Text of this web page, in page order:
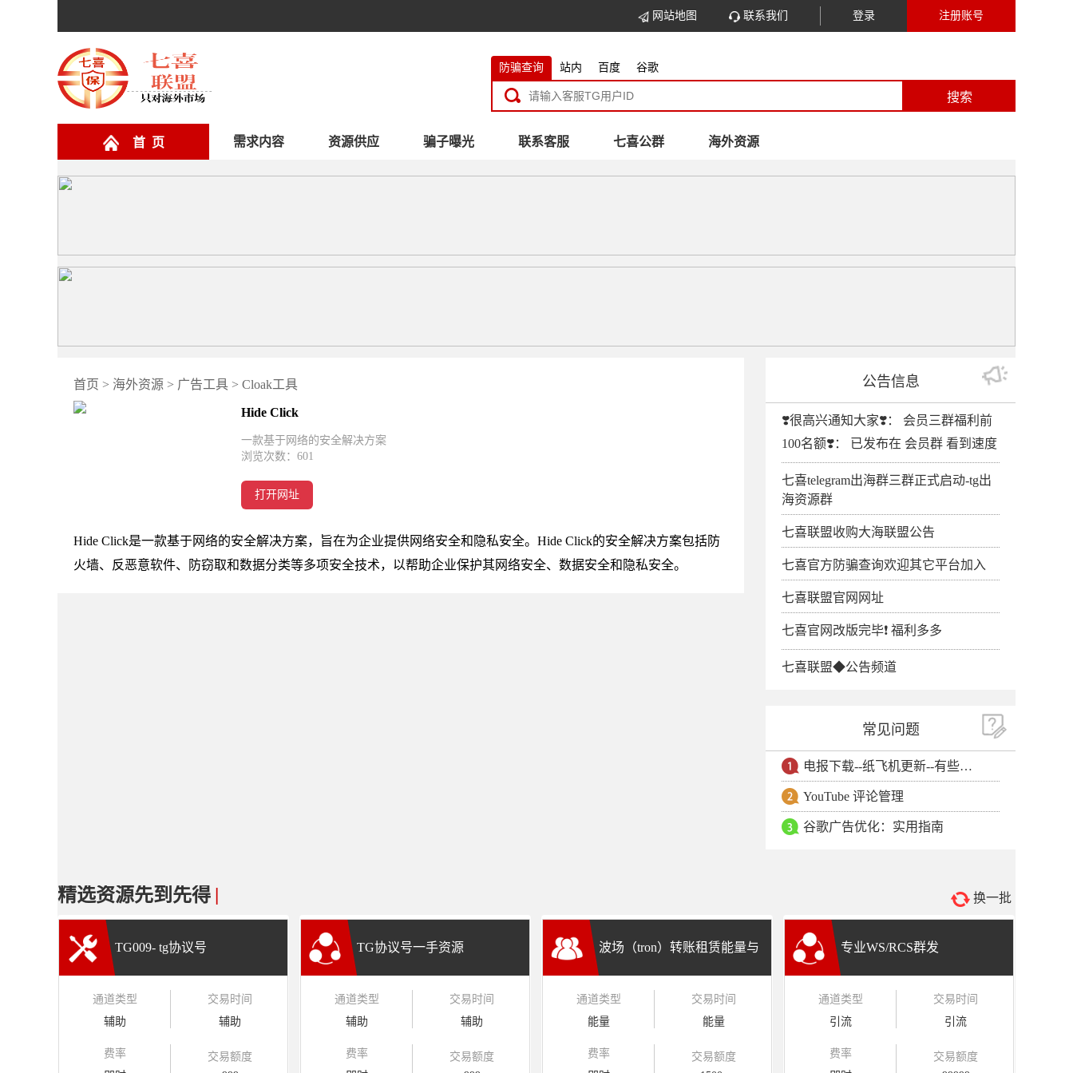
注册账号
登录
联系我们
网站地图
防骗查询 站内 百度 谷歌
搜索
首 页 需求内容 资源供应 骗子曝光 联系客服 七喜公群 海外资源
首页 > 海外资源 > 广告工具 > Cloak工具
Hide Click
一款基于网络的安全解决方案
浏览次数： 601
打开网址
Hide Click是一款基于网络的安全解决方案，旨在为企业提供网络安全和隐私安全。Hide Click的安全解决方案包括防
火墙、反恶意软件、防窃取和数据分类等多项安全技术，以帮助企业保护其网络安全、数据安全和隐私安全。
公告信息
❣️很高兴通知大家❣️： 会员三群福利前
100名额❣️： 已发布在 会员群 看到速度
七喜telegram出海群三群正式启动-tg出
海资源群
七喜联盟收购大海联盟公告
七喜官方防骗查询欢迎其它平台加入
七喜联盟官网网址
七喜官网改版完毕❗️ 福利多多
七喜联盟◆公告频道
常见问题
电报下载--纸飞机更新--有些用户安卓手机无法更新电报软件
YouTube 评论管理
谷歌广告优化：实用指南
精选资源先到先得 | 换一批
TG009- tg协议号
通道类型
辅助
交易时间
辅助
费率
交易额度
TG协议号一手资源
通道类型
辅助
交易时间
辅助
费率
交易额度
波场（tron）转账租赁能量与
通道类型
能量
交易时间
能量
费率
交易额度
专业WS/RCS群发
通道类型
引流
交易时间
引流
费率
交易额度